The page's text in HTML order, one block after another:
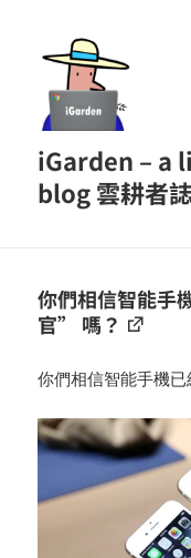
iGarden – a
blog 雲耕者
你們相信智能手
官” 嗎？
你們相信智能手機已